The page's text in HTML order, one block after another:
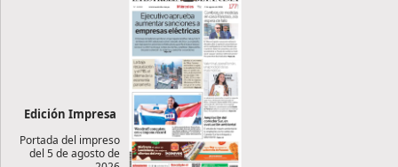
Edición Impresa
Portada del impreso
del 5 de agosto de